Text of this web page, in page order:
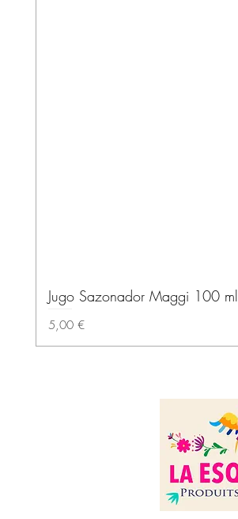
Jugo Sazonador Maggi 100 ml
Prix
5,00 €